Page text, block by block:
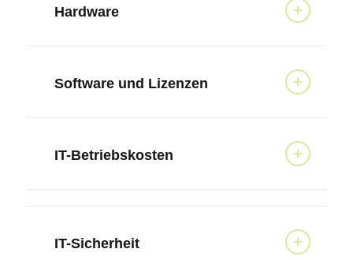
Hardware
Software und Lizenzen
IT-Betriebskosten
IT-Sicherheit